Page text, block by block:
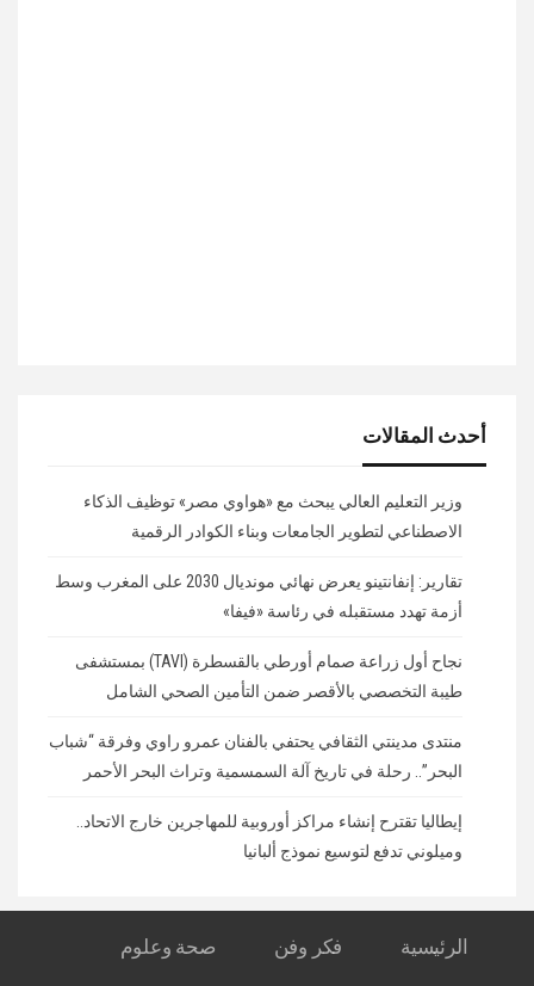
أحدث المقالات
وزير التعليم العالي يبحث مع «هواوي مصر» توظيف الذكاء
الاصطناعي لتطوير الجامعات وبناء الكوادر الرقمية
تقارير: إنفانتينو يعرض نهائي مونديال 2030 على المغرب وسط
أزمة تهدد مستقبله في رئاسة «فيفا»
نجاح أول زراعة صمام أورطي بالقسطرة (TAVI) بمستشفى
طيبة التخصصي بالأقصر ضمن التأمين الصحي الشامل
منتدى مدينتي الثقافي يحتفي بالفنان عمرو راوي وفرقة “شباب
البحر”.. رحلة في تاريخ آلة السمسمية وتراث البحر الأحمر
إيطاليا تقترح إنشاء مراكز أوروبية للمهاجرين خارج الاتحاد..
وميلوني تدفع لتوسيع نموذج ألبانيا
الرئيسية فكر وفن
صحة وعلوم